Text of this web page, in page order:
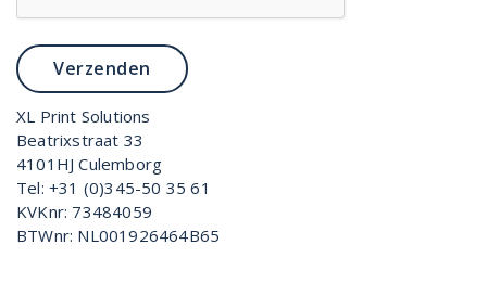
XL Print Solutions
Beatrixstraat 33
4101HJ Culemborg
Tel: +31 (0)345-50 35 61
KVKnr: 73484059
BTWnr: NL001926464B65